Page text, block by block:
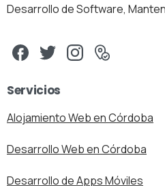
Desarrollo de Software,
Servicios
Alojamiento Web en Córdoba
Desarrollo Web en Córdoba
Desarrollo de Apps Móviles